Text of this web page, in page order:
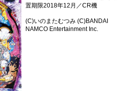
置期限2018年12月／CR機
(C)いのまたむつみ (C)BANDAI
NAMCO Entertainment Inc.